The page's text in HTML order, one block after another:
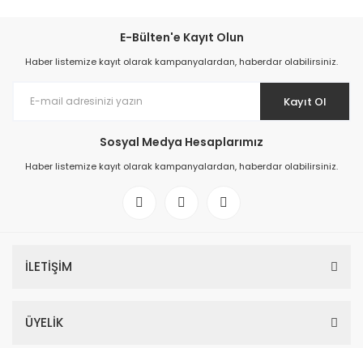
E-Bülten'e Kayıt Olun
Haber listemize kayıt olarak kampanyalardan, haberdar olabilirsiniz.
Kayıt Ol
Sosyal Medya Hesaplarımız
Haber listemize kayıt olarak kampanyalardan, haberdar olabilirsiniz.
İLETİŞİM
ÜYELİK